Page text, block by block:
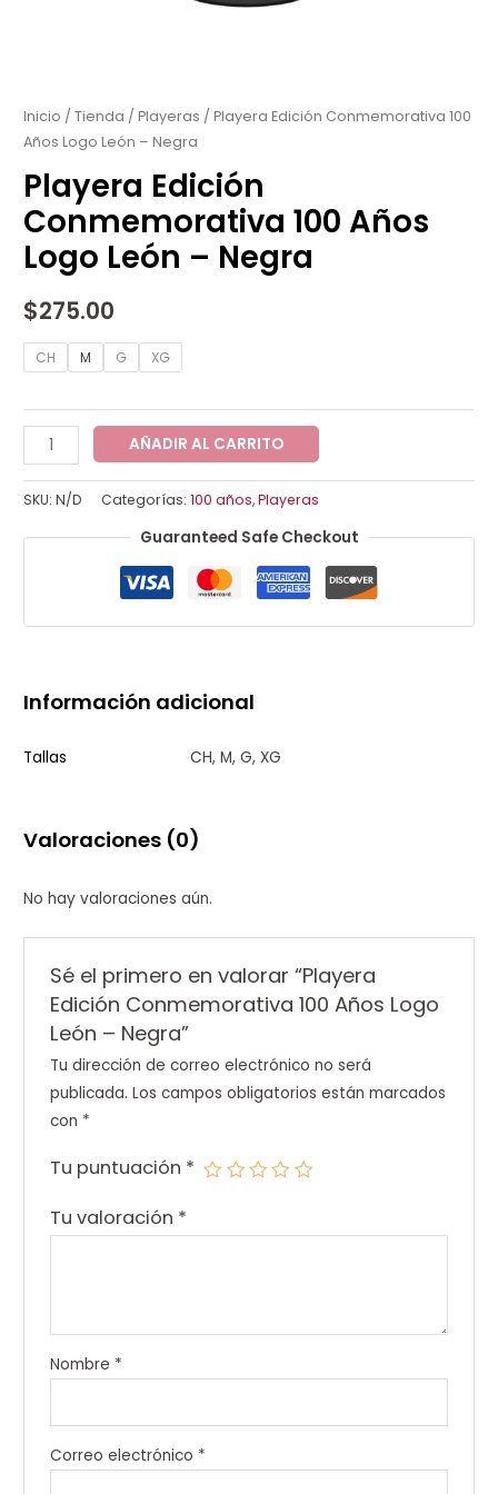
Inicio /Tienda /Playeras / Playera Edición Conmemorativa 100
Años Logo León – Negra
Playera Edición
Conmemorativa 100 Años
Logo León – Negra
$275.00
CH M G XG
Conmemorativa
100
Años
Logo
León
Negra
cantidad
AÑADIR AL CARRITO
SKU:N/D Categorías:100 años,Playeras
Guaranteed Safe Checkout
Información adicional
Tallas CH, M, G, XG
Valoraciones (0)
No hay valoraciones aún.
Sé el primero en valorar “Playera
Edición Conmemorativa 100 Años Logo
León – Negra”
Tu dirección de correo electrónico no será
publicada. Los campos obligatorios están marcados
con *
Tu puntuación *
Tu valoración *
Nombre *
Correo electrónico *